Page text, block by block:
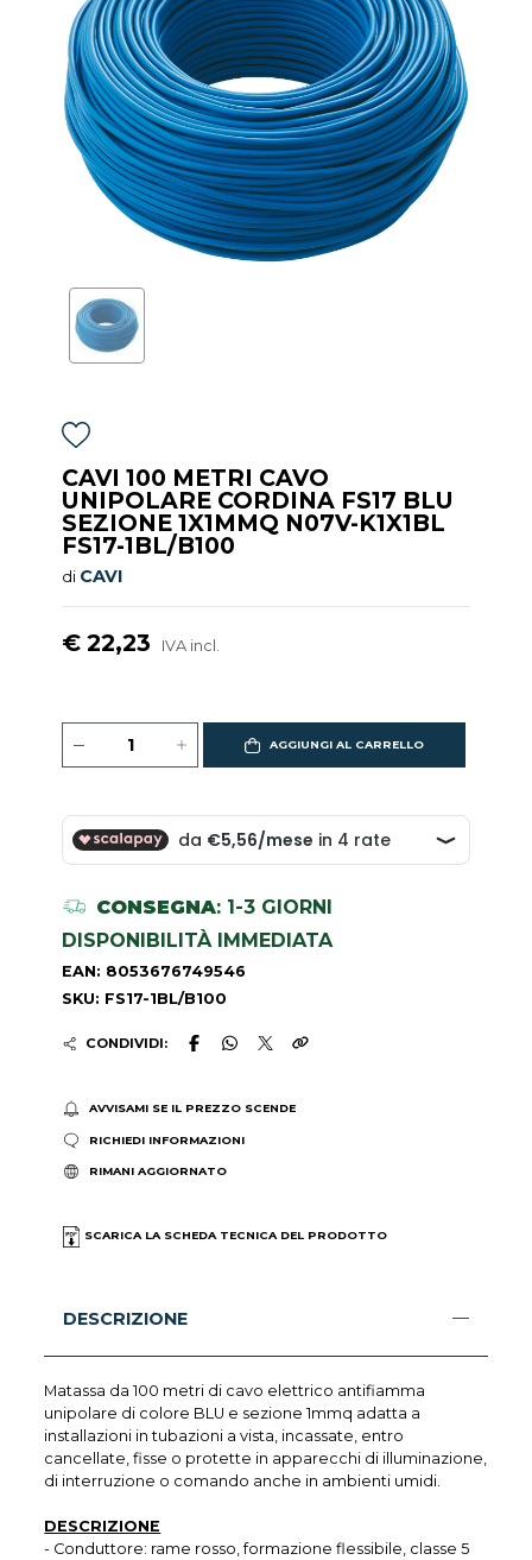
CAVI 100 METRI CAVO
UNIPOLARE CORDINA FS17 BLU
SEZIONE 1X1MMQ N07V-K1X1BL
FS17-1BL/B100
di CAVI
€ 22,23 IVA incl.
AGGIUNGI AL CARRELLO
CONSEGNA: 1-3 GIORNI
DISPONIBILITÀ IMMEDIATA
EAN: 8053676749546
SKU: FS17-1BL/B100
CONDIVIDI:
AVVISAMI SE IL PREZZO SCENDE
RICHIEDI INFORMAZIONI
RIMANI AGGIORNATO
SCARICA LA SCHEDA TECNICA DEL PRODOTTO
DESCRIZIONE
Matassa da 100 metri di cavo elettrico antifiamma
unipolare di colore BLU e sezione 1mmq adatta a
installazioni in tubazioni a vista, incassate, entro
cancellate, fisse o protette in apparecchi di illuminazione,
di interruzione o comando anche in ambienti umidi.
DESCRIZIONE
- Conduttore: rame rosso, formazione flessibile, classe 5